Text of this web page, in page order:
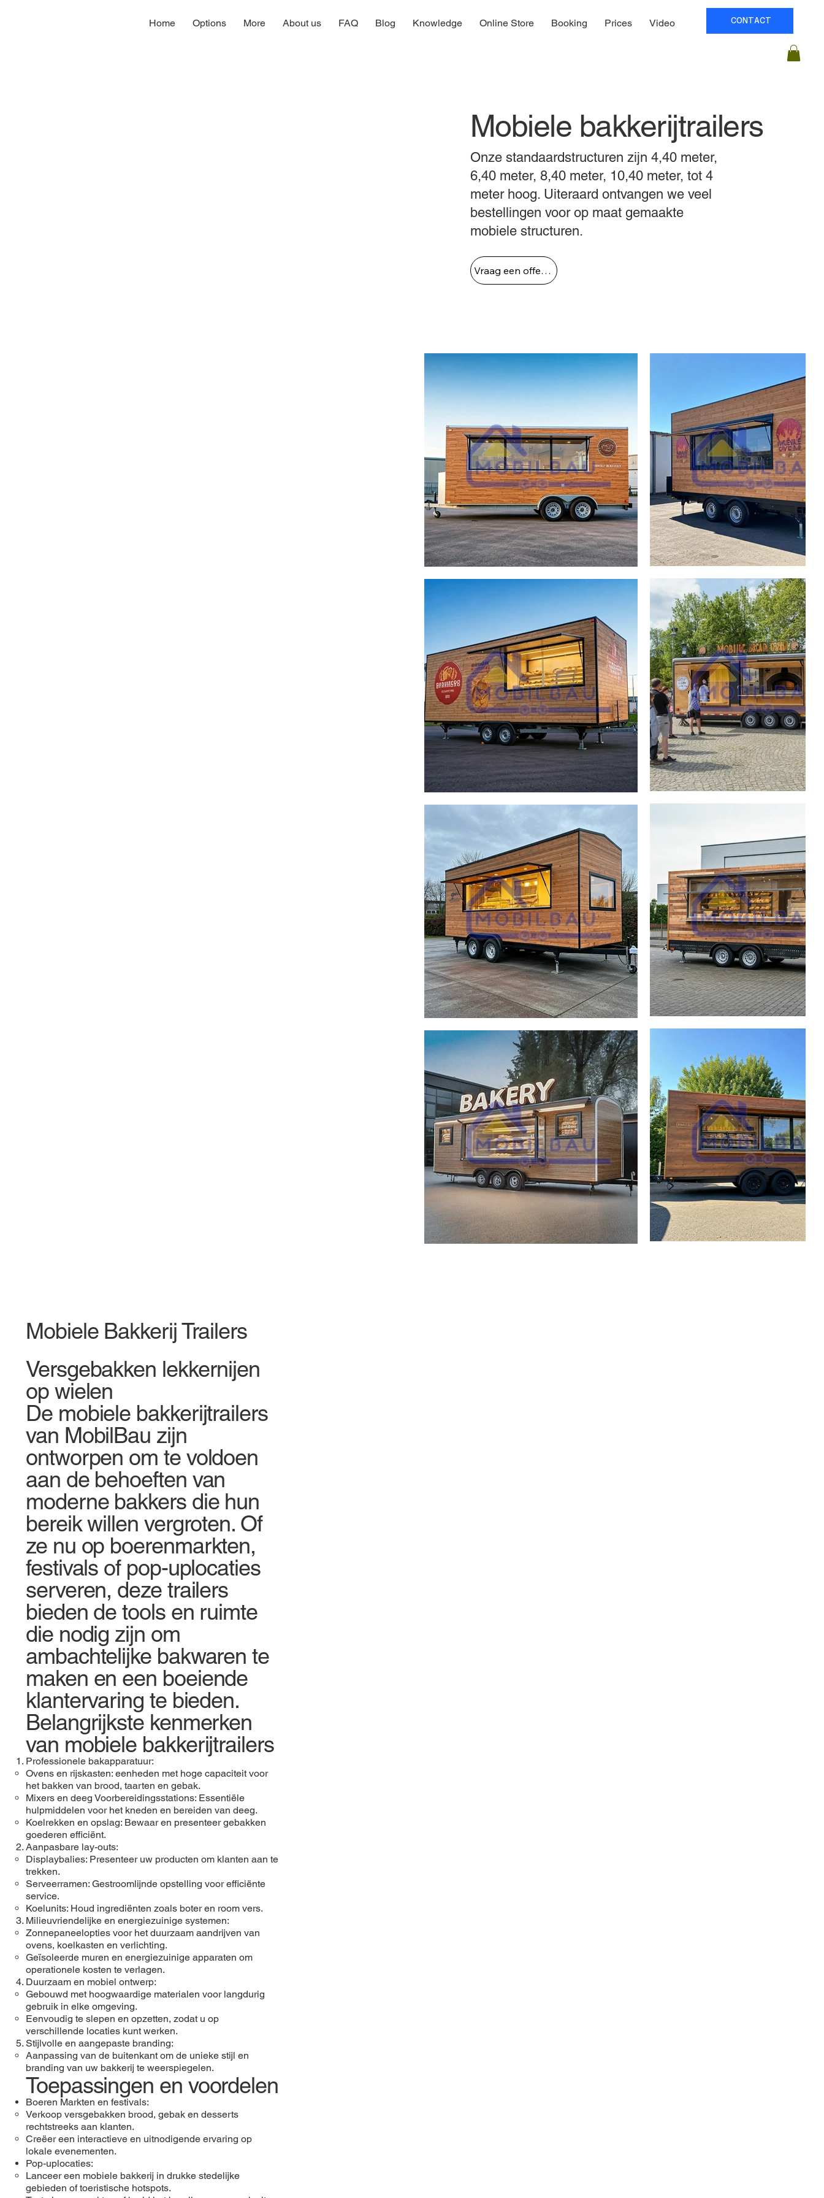
Home Options More About us FAQ Blog Knowledge Online Store Booking Prices Video CONTACT
Onze standaardstructuren zijn 4,40 meter,
6,40 meter, 8,40 meter, 10,40 meter, tot 4
meter hoog. Uiteraard ontvangen we veel
bestellingen voor op maat gemaakte
mobiele structuren.
Mobiele bakkerijtrailers
Vraag een offerte aan
Versgebakken lekkernijen
op wielen
De mobiele bakkerijtrailers
van MobilBau zijn
ontworpen om te voldoen
aan de behoeften van
moderne bakkers die hun
bereik willen vergroten. Of
ze nu op boerenmarkten,
festivals of pop-uplocaties
serveren, deze trailers
bieden de tools en ruimte
die nodig zijn om
ambachtelijke bakwaren te
maken en een boeiende
klantervaring te bieden.
Belangrijkste kenmerken
van mobiele bakkerijtrailers
Professionele bakapparatuur:
Ovens en rijskasten: eenheden met hoge capaciteit voor
het bakken van brood, taarten en gebak.
Mixers en deeg Voorbereidingsstations: Essentiële
hulpmiddelen voor het kneden en bereiden van deeg.
Koelrekken en opslag: Bewaar en presenteer gebakken
goederen efficiënt.
Aanpasbare lay-outs:
Displaybalies: Presenteer uw producten om klanten aan te
trekken.
Serveerramen: Gestroomlijnde opstelling voor efficiënte
service.
Koelunits: Houd ingrediënten zoals boter en room vers.
Milieuvriendelijke en energiezuinige systemen:
Zonnepaneelopties voor het duurzaam aandrijven van
ovens, koelkasten en verlichting.
Geïsoleerde muren en energiezuinige apparaten om
operationele kosten te verlagen.
Duurzaam en mobiel ontwerp:
Gebouwd met hoogwaardige materialen voor langdurig
gebruik in elke omgeving.
Eenvoudig te slepen en opzetten, zodat u op
verschillende locaties kunt werken.
Stijlvolle en aangepaste branding:
Aanpassing van de buitenkant om de unieke stijl en
branding van uw bakkerij te weerspiegelen.
Toepassingen en voordelen
Boeren Markten en festivals:
Verkoop versgebakken brood, gebak en desserts
rechtstreeks aan klanten.
Creëer een interactieve en uitnodigende ervaring op
lokale evenementen.
Pop-uplocaties:
Lanceer een mobiele bakkerij in drukke stedelijke
gebieden of toeristische hotspots.
Mobiele Bakkerij Trailers